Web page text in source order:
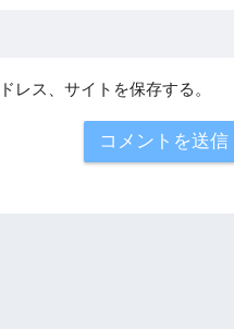
レス、サイトを保存する。